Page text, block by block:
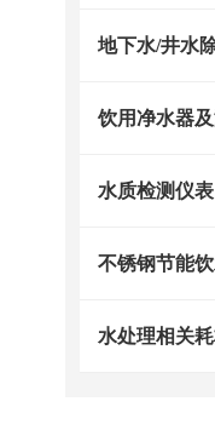
地下水/井水
饮用净水器
水质检测仪表
不锈钢节能
水处理相关